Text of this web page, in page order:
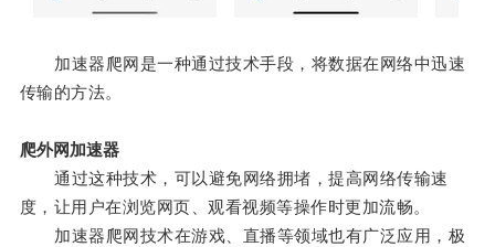
加速器爬网是一种通过技术手段，将数据在网络中迅速
传输的方法。
爬外网加速器
通过这种技术，可以避免网络拥堵，提高网络传输速
度，让用户在浏览网页、观看视频等操作时更加流畅。
加速器爬网技术在游戏、直播等领域也有广泛应用，极